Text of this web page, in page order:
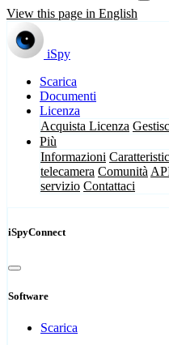
View this page in English
iSpy
Scarica
Documenti
Licenza
Acquista Licenza
Più
Informazioni
telecamera Comunità
servizio Contattaci
iSpyConnect
Software
Scarica